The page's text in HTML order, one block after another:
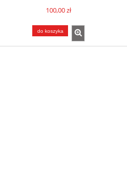
100,00 zł
do koszyka